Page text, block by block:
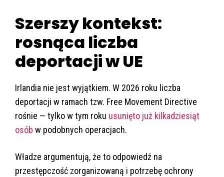
Szerszy kontekst:
rosnąca liczba
deportacji w UE
Irlandia nie jest wyjątkiem. W 2026 roku liczba
deportacji w ramach tzw. Free Movement Directive
rośnie — tylko w tym roku usunięto już kilkadziesiąt
osób w podobnych operacjach.
Władze argumentują, że to odpowiedź na
przestępczość zorganizowaną i potrzebę ochrony